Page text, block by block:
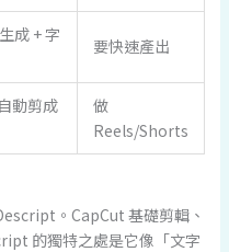
成 + 字
要快速產出
動剪成
做
Reels/Shorts
。CapCut 基礎剪輯、
的獨特之處是它像「文字